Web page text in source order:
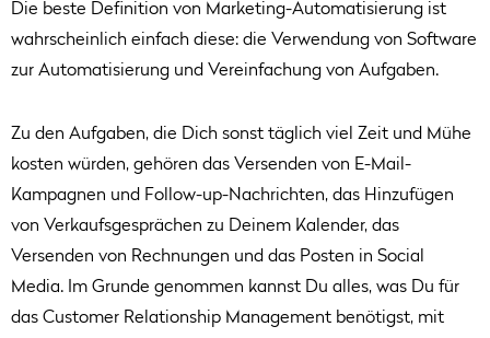
Die beste Definition von Marketing-Automatisierung ist
wahrscheinlich einfach diese: die Verwendung von Software
zur Automatisierung und Vereinfachung von Aufgaben.
Zu den Aufgaben, die Dich sonst täglich viel Zeit und Mühe
kosten würden, gehören das Versenden von E-Mail-
Kampagnen und Follow-up-Nachrichten, das Hinzufügen
von Verkaufsgesprächen zu Deinem Kalender, das
Versenden von Rechnungen und das Posten in Social
Media. Im Grunde genommen kannst Du alles, was Du für
das Customer Relationship Management benötigst, mit